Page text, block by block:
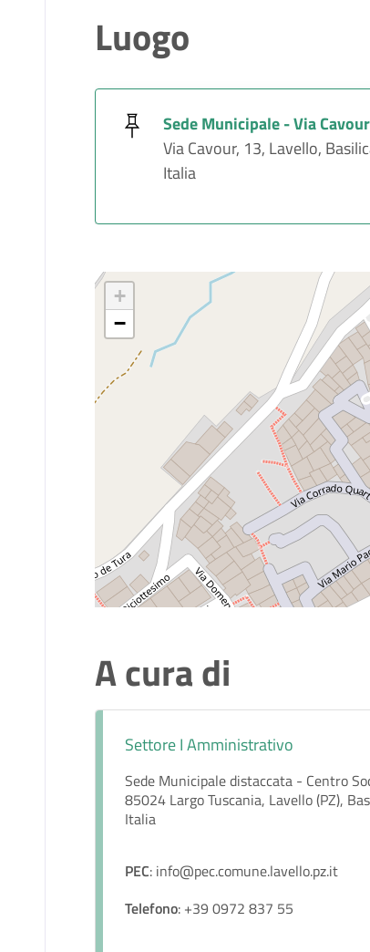
Luogo
Sede Municipale - Via Cavour
Via Cavour, 13, Lavello,
Italia
+
−
A cura di
Settore I Amministrativo
Sede Municipale distaccata - Centro
85024 Largo Tuscania, Lavello (PZ),
Italia
PEC: info@pec.comune.lavello.pz.it
Telefono: +39 0972 837 55